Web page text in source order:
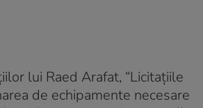
lui Raed Arafat, “Licitațiile
de echipamente necesare